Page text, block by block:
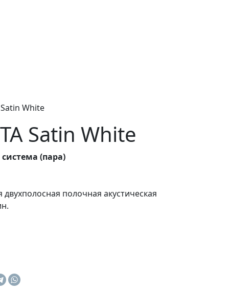
Satin White
Satin White
(пара)
двухполосная полочная акустическая